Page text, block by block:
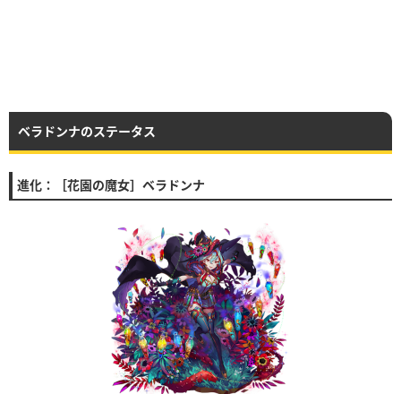
ベラドンナのステータス
進化：［花園の魔女］ベラドンナ